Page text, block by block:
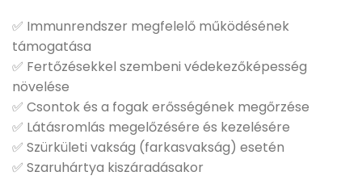
✅ Immunrendszer megfelelő működésének
támogatása
✅ Fertőzésekkel szembeni védekezőképesség
növelése
✅ Csontok és a fogak erősségének megőrzése
✅ Látásromlás megelőzésére és kezelésére
✅ Szürkületi vakság (farkasvakság) esetén
✅ Szaruhártya kiszáradásakor